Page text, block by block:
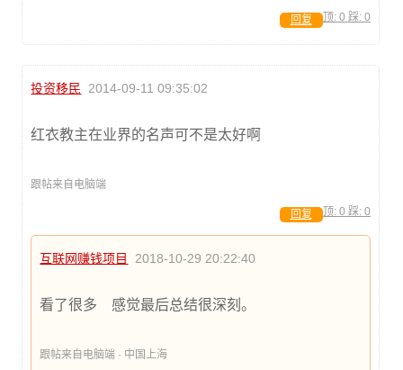
顶: 0 踩: 0
回复
投资移民 2014-09-11 09:35:02
红衣教主在业界的名声可不是太好啊
跟帖来自电脑端
顶: 0 踩: 0
回复
互联网赚钱项目 2018-10-29 20:22:40
看了很多 感觉最后总结很深刻。
跟帖来自电脑端 · 中国上海